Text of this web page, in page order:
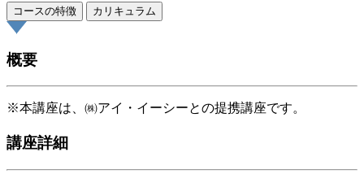
コースの特徴 カリキュラム
概要
※本講座は、㈱アイ・イーシーとの提携講座です。
講座詳細